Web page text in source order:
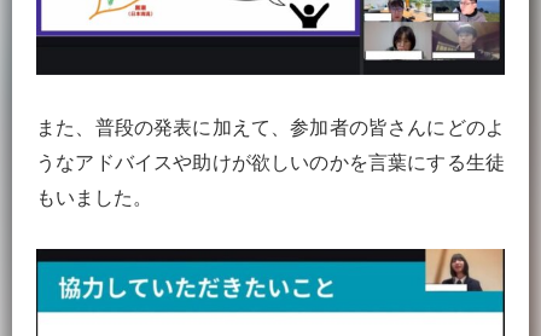
また、普段の発表に加えて、参加者の皆さんにどのよ
うなアドバイスや助けが欲しいのかを言葉にする生徒
もいました。